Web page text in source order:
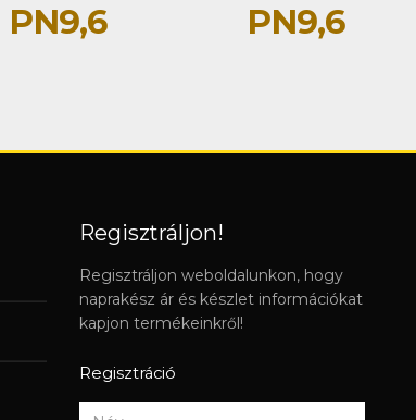
PN9,6
PN9,6
Regisztráljon!
Regisztráljon weboldalunkon, hogy
naprakész ár és készlet információkat
kapjon termékeinkről!
Regisztráció